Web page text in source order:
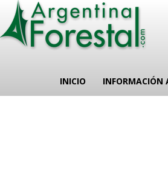
INICIO INFORMACIÓN